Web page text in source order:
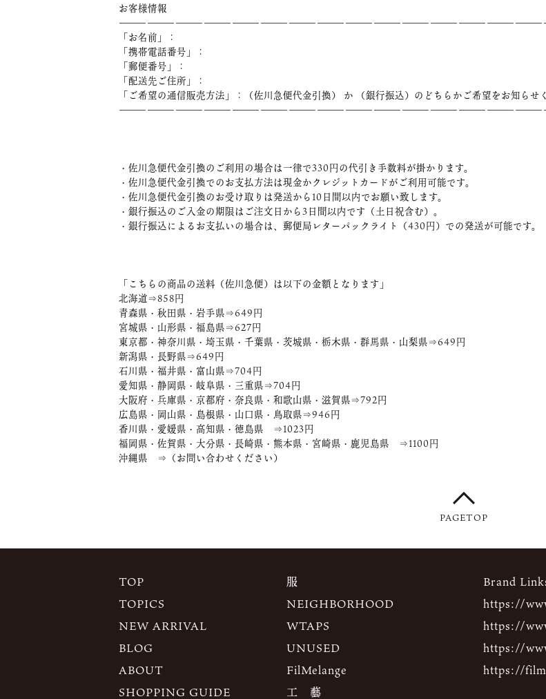
お客様情報
「お名前」：
「携帯電話番号」：
「郵便番号」：
「配送先ご住所」：
「ご希望の通信販売方法」：（佐川急便代金引換） か （銀行振込）のどちらかご希望をお知らせ
・佐川急便代金引換のご利用の場合は一律で330円の代引き手数料が掛かります。
・佐川急便代金引換でのお支払方法は現金かクレジットカードがご利用可能です。
・佐川急便代金引換のお受け取りは発送から10日間以内でお願い致します。
・銀行振込のご入金の期限はご注文日から3日間以内です（土日祝含む）。
・銀行振込によるお支払いの場合は、郵便局レターパックライト（430円）での発送が可能です。
「こちらの商品の送料（佐川急便）は以下の金額となります」
北海道⇒858円
青森県・秋田県・岩手県⇒649円
宮城県・山形県・福島県⇒627円
東京都・神奈川県・埼玉県・千葉県・茨城県・栃木県・群馬県・山梨県⇒649円
新潟県・長野県⇒649円
石川県・福井県・富山県⇒704円
愛知県・静岡県・岐阜県・三重県⇒704円
大阪府・兵庫県・京都府・奈良県・和歌山県・滋賀県⇒792円
広島県・岡山県・島根県・山口県・鳥取県⇒946円
香川県・愛媛県・高知県・徳島県 ⇒1023円
福岡県・佐賀県・大分県・長崎県・熊本県・宮崎県・鹿児島県 ⇒1100円
沖縄県 ⇒（お問い合わせください）
PAGETOP
TOP
TOPICS
NEW ARRIVAL
BLOG
ABOUT
SHOPPING GUIDE
服
NEIGHBORHOOD
WTAPS
UNUSED
FilMelange
工 藝
Brand
https://
https://
https://
https://